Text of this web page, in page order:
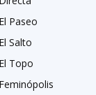
Paseo
Salto
Topo